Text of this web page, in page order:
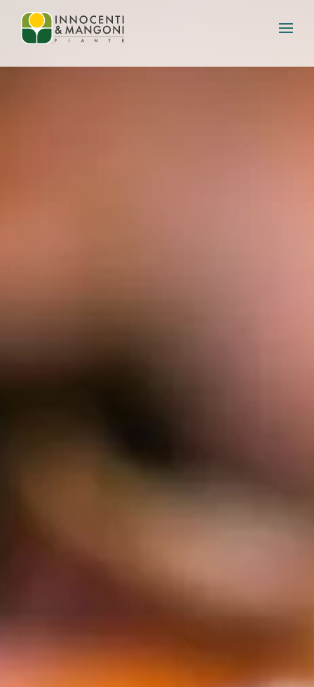
Skip to main content